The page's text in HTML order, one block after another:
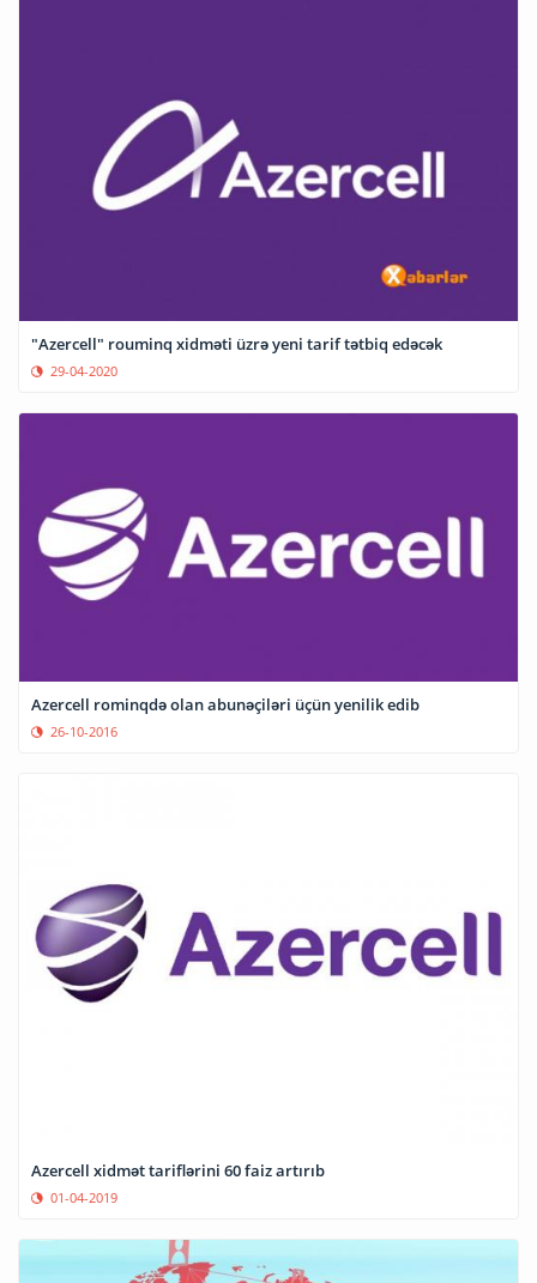
"Azercell" rouminq xidməti üzrə yeni tarif tətbiq edəcək
29-04-2020
Azercell rominqdə olan abunəçiləri üçün yenilik edib
26-10-2016
Azercell xidmət tariflərini 60 faiz artırıb
01-04-2019